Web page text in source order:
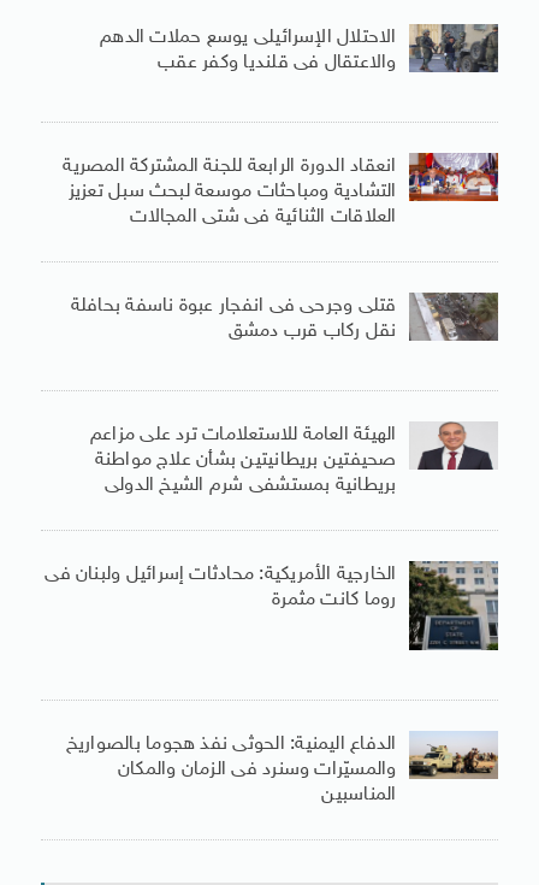
الاحتلال الإسرائيلى يوسع حملات الدهم
والاعتقال فى قلنديا وكفر عقب
انعقاد الدورة الرابعة للجنة المشتركة المصرية
التشادية ومباحثات موسعة لبحث سبل تعزيز
العلاقات الثنائية فى شتى المجالات
قتلى وجرحى فى انفجار عبوة ناسفة بحافلة
نقل ركاب قرب دمشق
الهيئة العامة للاستعلامات ترد على مزاعم
صحيفتين بريطانيتين بشأن علاج مواطنة
بريطانية بمستشفى شرم الشيخ الدولى
الخارجية الأمريكية: محادثات إسرائيل ولبنان فى
روما كانت مثمرة
الدفاع اليمنية: الحوثى نفذ هجوما بالصواريخ
والمسيّرات وسنرد فى الزمان والمكان
المناسبين